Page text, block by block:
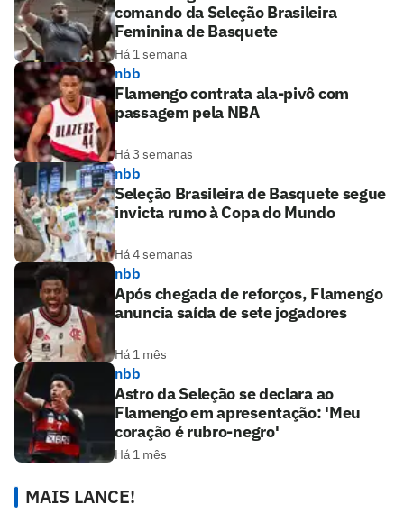
comando da Seleção Brasileira
Feminina de Basquete
Há 1 semana
nbb
Flamengo contrata ala-pivô com
passagem pela NBA
Há 3 semanas
nbb
Seleção Brasileira de Basquete segue
invicta rumo à Copa do Mundo
Há 4 semanas
nbb
Após chegada de reforços, Flamengo
anuncia saída de sete jogadores
Há 1 mês
nbb
Astro da Seleção se declara ao
Flamengo em apresentação: 'Meu
coração é rubro-negro'
Há 1 mês
MAIS LANCE!